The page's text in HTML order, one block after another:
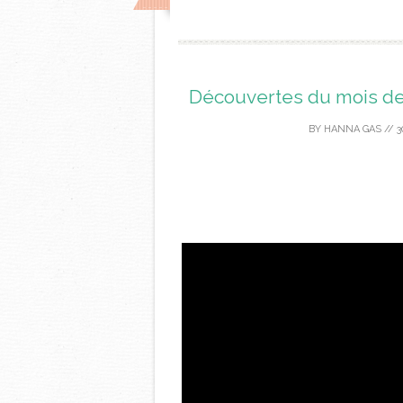
Découvertes du mois
BY HANNA GAS//